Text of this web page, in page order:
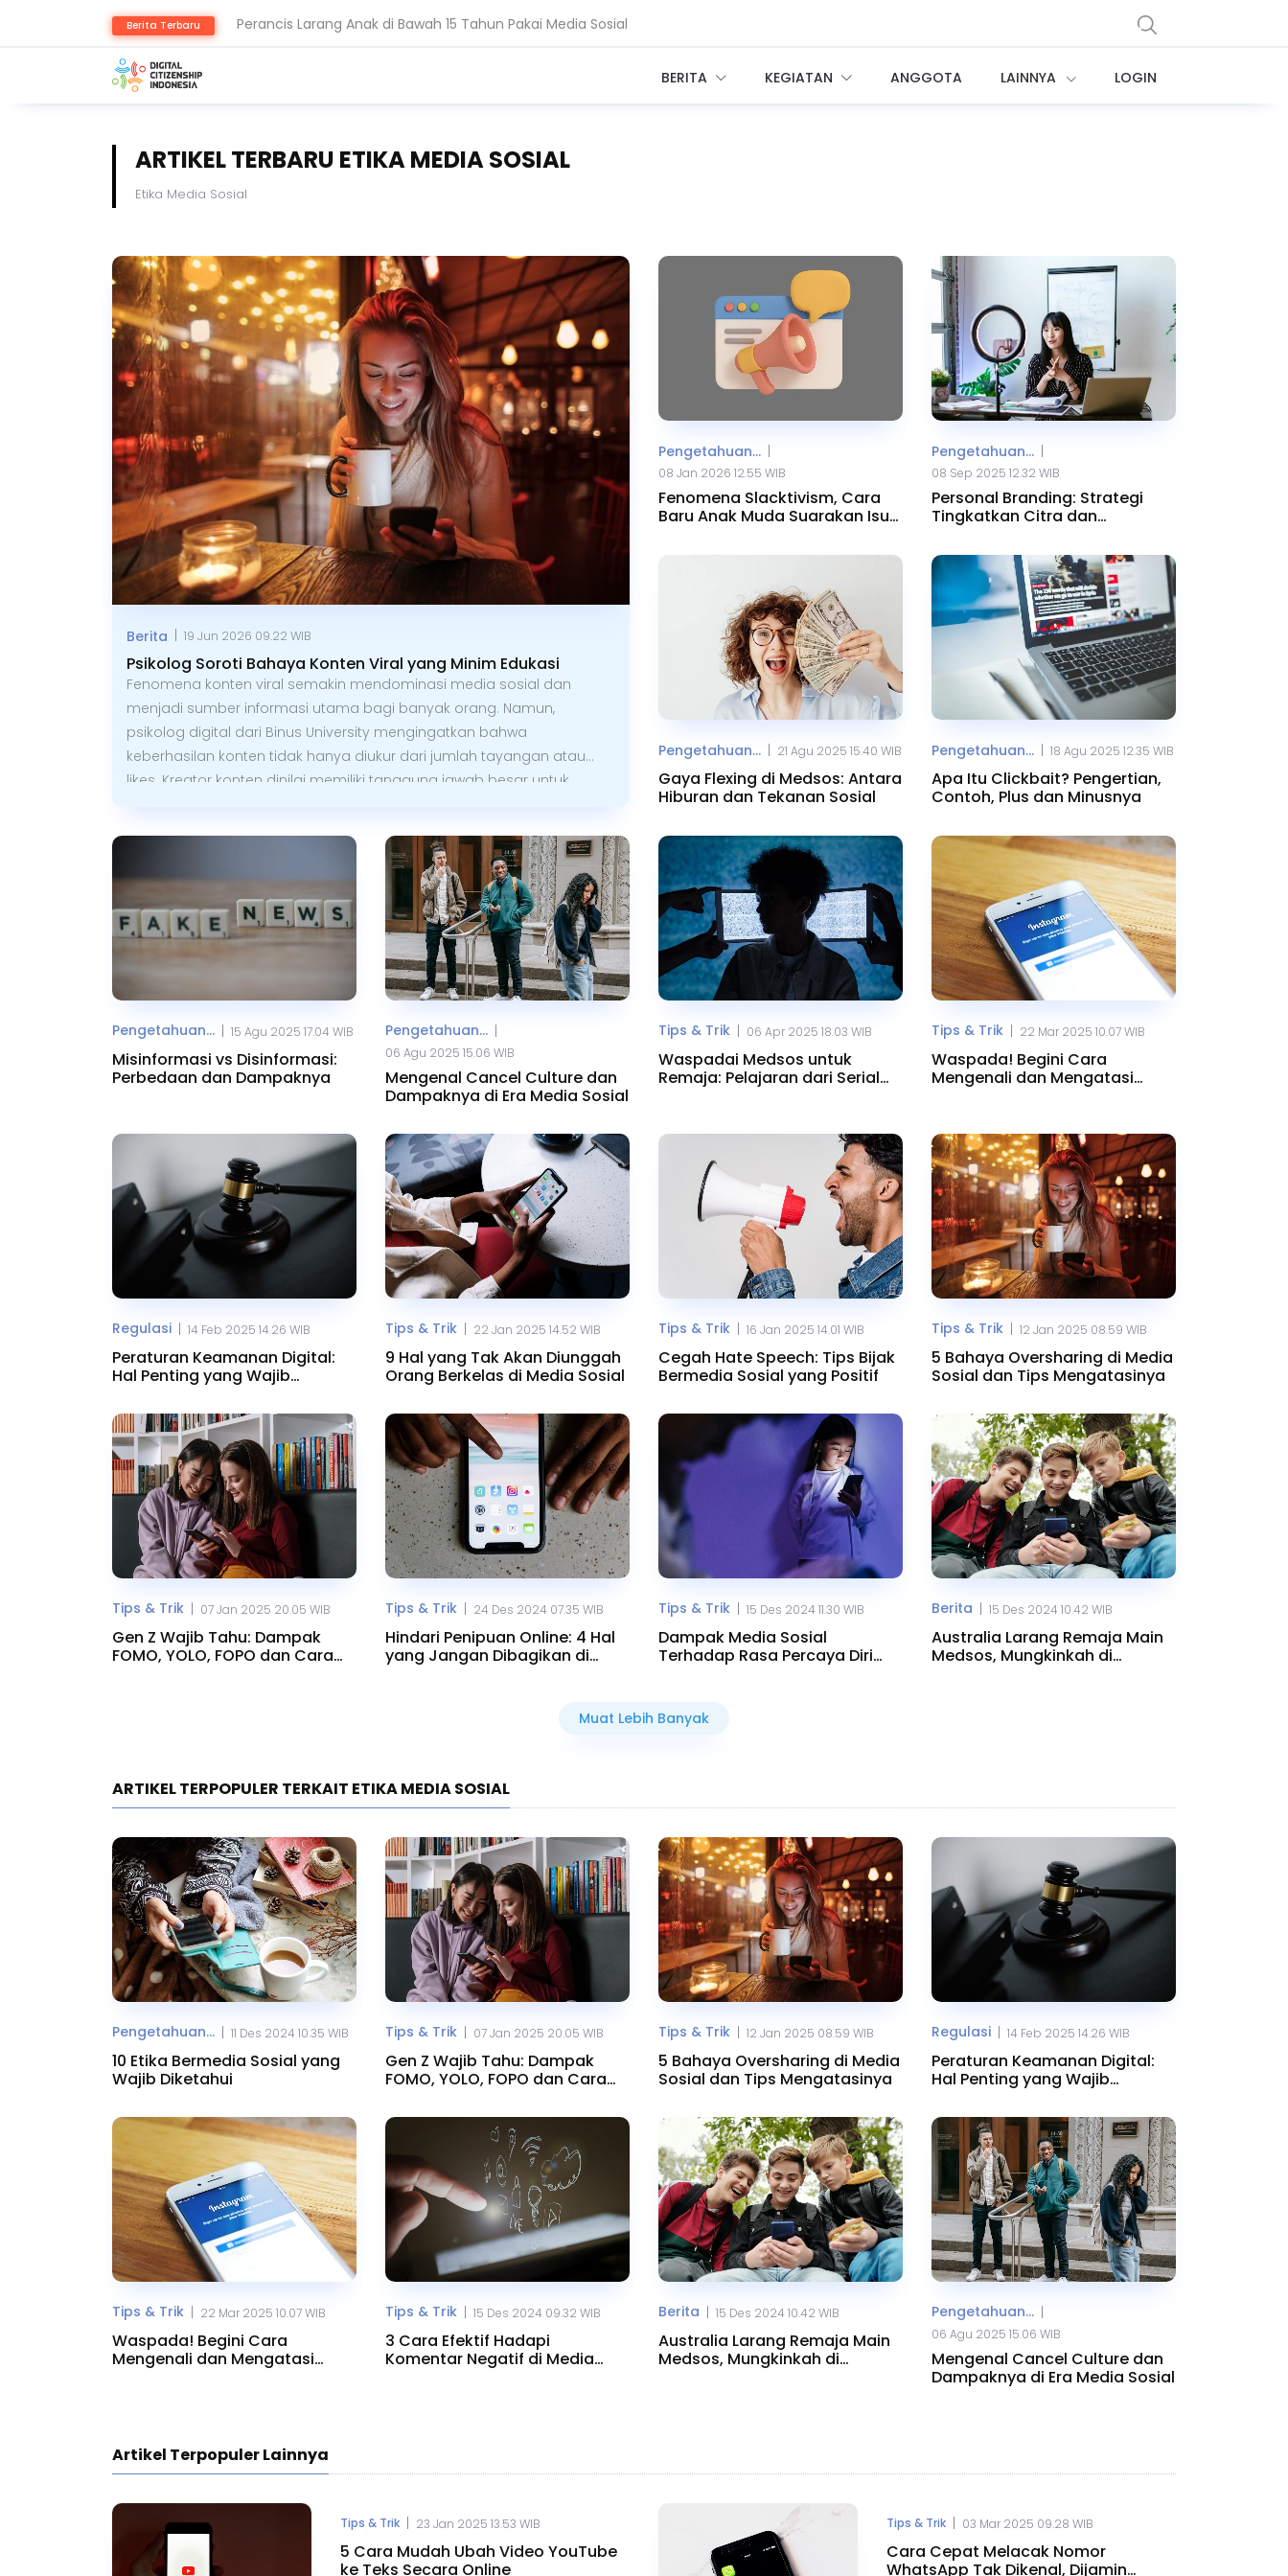
Berita Terbaru Keamanan Data Jadi Fondasi Ekosistem Kesehatan Digital RI
BERITA KEGIATAN ANGGOTA LAINNYA LOGIN
ARTIKEL TERBARU ETIKA MEDIA SOSIAL
Etika Media Sosial
Psikolog Soroti Bahaya Konten Viral yang Minim Edukasi
Berita 19 Jun 2026 09.22 WIB
Fenomena konten viral semakin mendominasi media sosial dan
menjadi sumber informasi utama bagi banyak orang. Namun,
psikolog digital dari Binus University mengingatkan bahwa
keberhasilan konten tidak hanya diukur dari jumlah tayangan atau
likes. Kreator konten dinilai memiliki tanggung jawab besar untuk
Pengetahuan... |
08 Jan 2026 12.55 WIB
Fenomena Slacktivism, Cara
Baru Anak Muda Suarakan Isu
Pengetahuan... |
08 Sep 2025 12.32 WIB
Personal Branding: Strategi
Tingkatkan Citra dan
Pengetahuan... | 21 Agu 2025 15.40 WIB
Gaya Flexing di Medsos: Antara
Hiburan dan Tekanan Sosial
Pengetahuan... | 18 Agu 2025 12.35 WIB
Apa Itu Clickbait? Pengertian,
Contoh, Plus dan Minusnya
Pengetahuan... 15 Agu 2025 17.04 WIB
Misinformasi vs Disinformasi:
Perbedaan dan Dampaknya
Pengetahuan...
06 Agu 2025 15.06 WIB
Mengenal Cancel Culture dan
Dampaknya di Era Media Sosial
Tips & Trik 06 Apr 2025 18.03 WIB
Waspadai Medsos untuk
Remaja: Pelajaran dari Serial
Tips & Trik 22 Mar 2025 10.07 WIB
Waspada! Begini Cara
Mengenali dan Mengatasi
Regulasi 14 Feb 2025 14.26 WIB
Peraturan Keamanan Digital:
Hal Penting yang Wajib
Tips & Trik 22 Jan 2025 14.52 WIB
9 Hal yang Tak Akan Diunggah
Orang Berkelas di Media Sosial
Tips & Trik 16 Jan 2025 14.01 WIB
Cegah Hate Speech: Tips Bijak
Bermedia Sosial yang Positif
Tips & Trik 12 Jan 2025 08.59 WIB
5 Bahaya Oversharing di Media
Sosial dan Tips Mengatasinya
Tips & Trik 07 Jan 2025 20.05 WIB
Gen Z Wajib Tahu: Dampak
FOMO, YOLO, FOPO dan Cara
Tips & Trik 24 Des 2024 07.35 WIB
Hindari Penipuan Online: 4 Hal
yang Jangan Dibagikan di
Tips & Trik 15 Des 2024 11.30 WIB
Dampak Media Sosial
Terhadap Rasa Percaya Diri
Berita 15 Des 2024 10.42 WIB
Australia Larang Remaja Main
Medsos, Mungkinkah di
Muat Lebih Banyak
ARTIKEL TERPOPULER TERKAIT ETIKA MEDIA SOSIAL
Pengetahuan... | 11 Des 2024 10.35 WIB
10 Etika Bermedia Sosial yang
Wajib Diketahui
Tips & Trik | 07 Jan 2025 20.05 WIB
Gen Z Wajib Tahu: Dampak
FOMO, YOLO, FOPO dan Cara
Tips & Trik | 12 Jan 2025 08.59 WIB
5 Bahaya Oversharing di Media
Sosial dan Tips Mengatasinya
Regulasi | 14 Feb 2025 14.26 WIB
Peraturan Keamanan Digital:
Hal Penting yang Wajib
Tips & Trik | 22 Mar 2025 10.07 WIB
Waspada! Begini Cara
Mengenali dan Mengatasi
Tips & Trik | 15 Des 2024 09.32 WIB
3 Cara Efektif Hadapi
Komentar Negatif di Media
Berita | 15 Des 2024 10.42 WIB
Australia Larang Remaja Main
Medsos, Mungkinkah di
Pengetahuan... |
06 Agu 2025 15.06 WIB
Mengenal Cancel Culture dan
Dampaknya di Era Media Sosial
Artikel Terpopuler Lainnya
Tips & Trik 23 Jan 2025 13.53 WIB
5 Cara Mudah Ubah Video YouTube
ke Teks Secara Online
Tips & Trik 03 Mar 2025 09.28 WIB
Cara Cepat Melacak Nomor
WhatsApp Tak Dikenal, Dijamin